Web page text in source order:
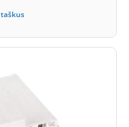
taškus